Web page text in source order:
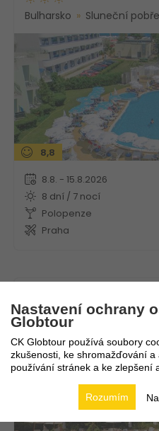
Bulharsko Sluneční
8,8
8.8. - 15.8.2026
8 dní / 7 nocí
Polopenze
Praha
Bulharsko
Nastavení ochrany
Globtour
CK Globtour používá soubory
zkušenosti, ke shromažďování
používání stránek a ke zlepšení
Rozumím